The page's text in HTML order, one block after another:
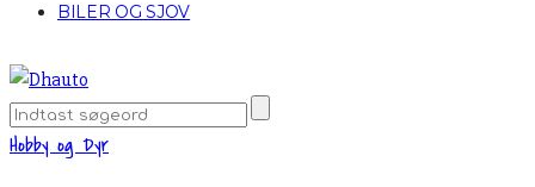
BILER OG SJOV
Hobby og Dyr